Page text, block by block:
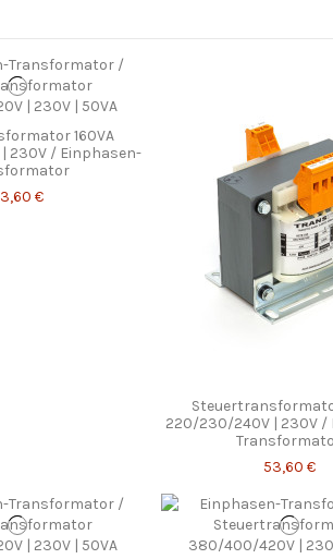
160VA
230V / Einphasen-
€
220/230/240V | 230V /
53,60 €